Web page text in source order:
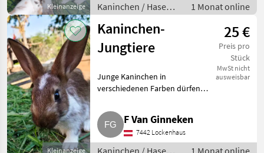
Kleinanzeige
Kaninchen / Hasen /
Jungkaninchen
1 Monat online
Kleinanzeige
Kaninchen-
Jungtiere
25 €
Preis pro
Stück
MwSt nicht
ausweisbar
Junge Kaninchen in
verschiedenen Farben dürfen
leben ganzjährig im Freiland
und in der Gruppe. Sie sind sehr
gut sozialisiert, gut bemusk
F Van Ginneken
7442 Lockenhaus
Kaninchen / Hasen /
1 Monat online